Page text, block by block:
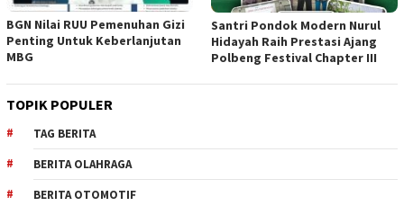
BGN Nilai RUU Pemenuhan Gizi
Penting Untuk Keberlanjutan
MBG
Santri Pondok Modern Nurul
Hidayah Raih Prestasi Ajang
Polbeng Festival Chapter III
TOPIK POPULER
TAG BERITA
BERITA OLAHRAGA
BERITA OTOMOTIF